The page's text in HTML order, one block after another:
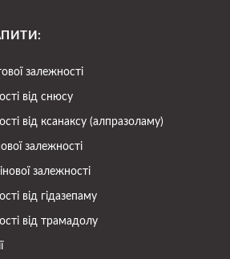
залежності
від снюсу
від ксанаксу (алпразоламу)
залежності
залежності
від гідазепаму
від трамадолу